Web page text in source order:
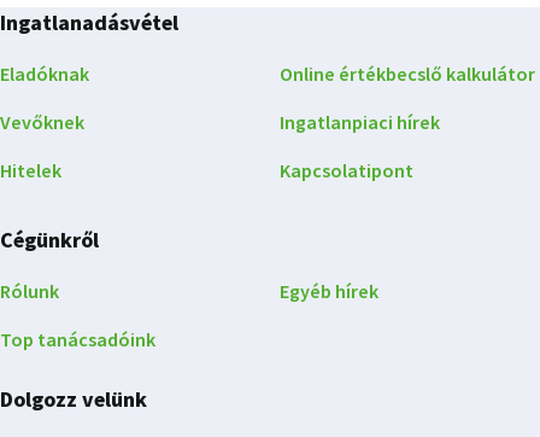
Ingatlanadásvétel
Eladóknak
Vevőknek
Hitelek
Online értékbecslő kalkulátor
Ingatlanpiaci hírek
Kapcsolatipont
Cégünkről
Rólunk
Top tanácsadóink
Egyéb hírek
Dolgozz velünk